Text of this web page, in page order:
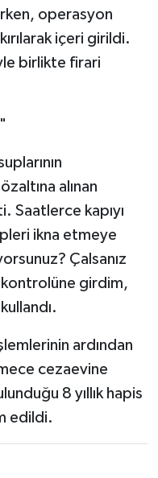
operasyon
içeri girildi.
birlikte firari
alınan
Saatlerce kapıyı
ikna etmeye
Çalsanız
kontrolüne girdim,
ardından
cezaevine
8 yıllık hapis
edildi.